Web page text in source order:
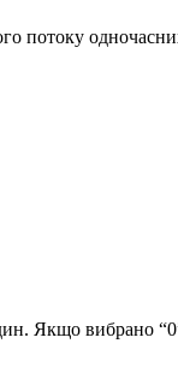
потоку
Якщо вибрано